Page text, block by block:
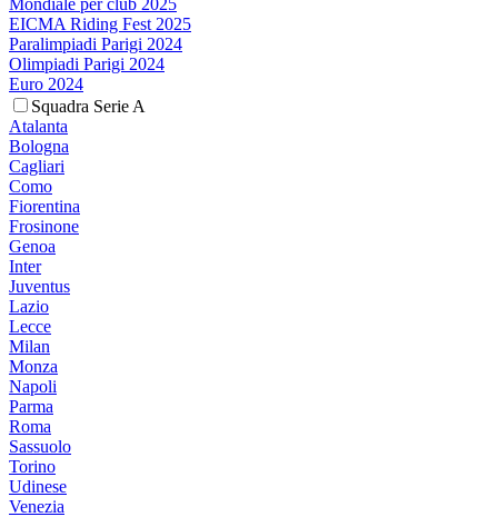
EICMA Riding Fest 2025
Paralimpiadi Parigi 2024
Olimpiadi Parigi 2024
Euro 2024
Squadra Serie A
Atalanta
Bologna
Cagliari
Como
Fiorentina
Frosinone
Genoa
Inter
Juventus
Lazio
Lecce
Milan
Monza
Napoli
Parma
Roma
Sassuolo
Torino
Udinese
Venezia